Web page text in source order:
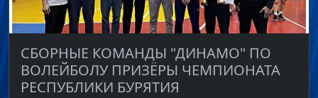
СБОРНЫЕ КОМАНДЫ "ДИНАМО" ПО
ВОЛЕЙБОЛУ ПРИЗЁРЫ ЧЕМПИОНАТА
РЕСПУБЛИКИ БУРЯТИЯ